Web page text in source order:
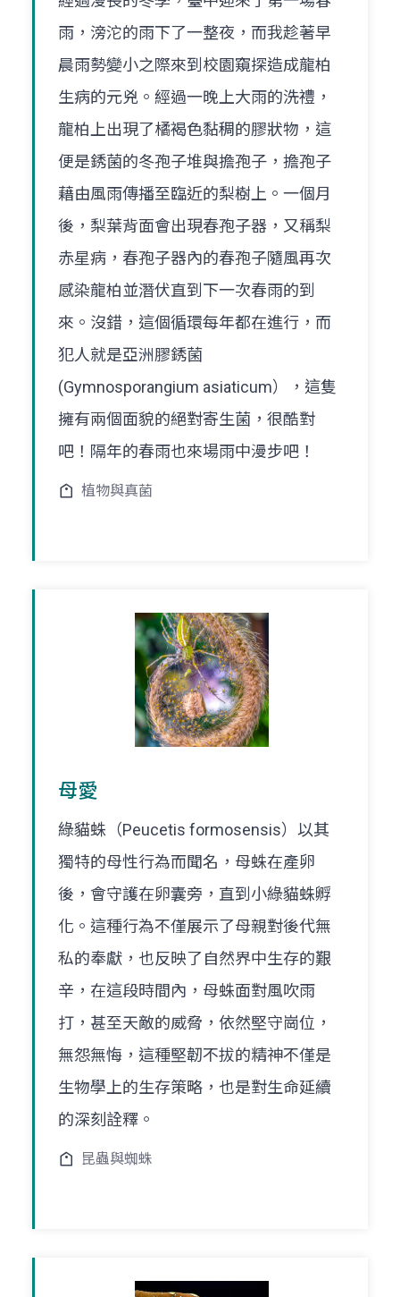
雨，滂沱的雨下了一整夜，而我趁著早
晨雨勢變小之際來到校園窺探造成龍柏
生病的元兇。經過一晚上大雨的洗禮，
龍柏上出現了橘褐色黏稠的膠狀物，這
便是銹菌的冬孢子堆與擔孢子，擔孢子
藉由風雨傳播至臨近的梨樹上。一個月
後，梨葉背面會出現春孢子器，又稱梨
赤星病，春孢子器內的春孢子隨風再次
感染龍柏並潛伏直到下一次春雨的到
來。沒錯，這個循環每年都在進行，而
犯人就是亞洲膠銹菌
(Gymnosporangium asiaticum），這隻
擁有兩個面貌的絕對寄生菌，很酷對
吧！隔年的春雨也來場雨中漫步吧！
植物與真菌
母愛
綠貓蛛（Peucetis formosensis）以其
獨特的母性行為而聞名，母蛛在產卵
後，會守護在卵囊旁，直到小綠貓蛛孵
化。這種行為不僅展示了母親對後代無
私的奉獻，也反映了自然界中生存的艱
辛，在這段時間內，母蛛面對風吹雨
打，甚至天敵的威脅，依然堅守崗位，
無怨無悔，這種堅韌不拔的精神不僅是
生物學上的生存策略，也是對生命延續
的深刻詮釋。
昆蟲與蜘蛛